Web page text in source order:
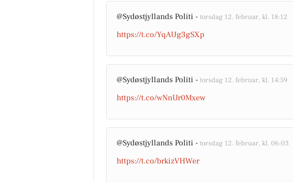
@Sydøstjyllands Politi - torsdag 12. februar, kl. 18:12
https://t.co/YqAUg3gSXp
@Sydøstjyllands Politi - torsdag 12. februar, kl. 14:59
https://t.co/wNnUr0Mxew
@Sydøstjyllands Politi - torsdag 12. februar, kl. 06:03
https://t.co/brkizVHWer